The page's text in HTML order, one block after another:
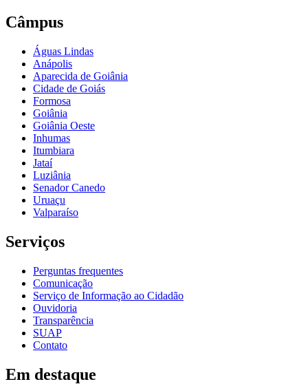
Câmpus
Águas Lindas
Anápolis
Aparecida de Goiânia
Cidade de Goiás
Formosa
Goiânia
Goiânia Oeste
Inhumas
Itumbiara
Jataí
Luziânia
Senador Canedo
Uruaçu
Valparaíso
Serviços
Perguntas frequentes
Comunicação
Serviço de Informação ao Cidadão
Ouvidoria
Transparência
SUAP
Contato
Em destaque